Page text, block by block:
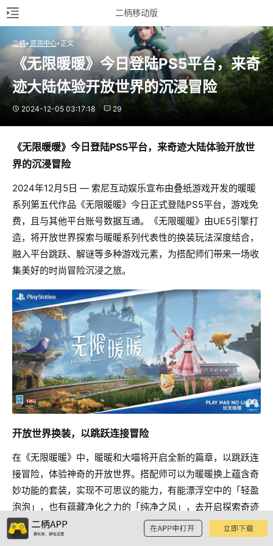
二柄移动版
二柄 资讯中心 正文
《无限暖暖》今日登陆PS5平台，来奇
迹大陆体验开放世界的沉浸冒险
2024-12-05 03:17:18 29
《无限暖暖》今日登陆PS5平台，来奇迹大陆体验开放世
界的沉浸冒险
2024年12月5日 — 索尼互动娱乐宣布由叠纸游戏开发的暖暖
系列第五代作品《无限暖暖》今日正式登陆PS5平台，游戏免
费，且与其他平台账号数据互通。《无限暖暖》由UE5引擎打
造，将开放世界探索与暖暖系列代表性的换装玩法深度结合，
融入平台跳跃、解谜等多种游戏元素，为搭配师们带来一场收
集美好的时尚冒险沉浸之旅。
开放世界换装，以跳跃连接冒险
在《无限暖暖》中，暖暖和大喵将开启全新的篇章，以跳跃连
接冒险，体验神奇的开放世界。搭配师可以为暖暖换上蕴含奇
妙功能的套装，实现不可思议的能力，有能漂浮空中的「轻盈
泡泡」，也有蕴藏净化之力的「纯净之风」，去开启探索奇迹
大陆的不同方式。也可以在风土各异的奇幻国度间尽情探索，
发现隐藏在角落中的谜题和欣喜。去河边钓鱼、去花丛扑蝶，